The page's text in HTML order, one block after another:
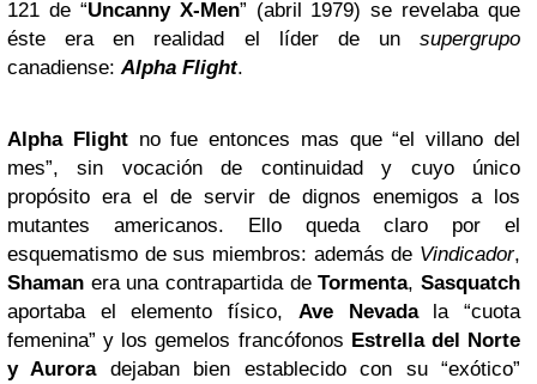
121 de “Uncanny X-Men” (abril 1979) se revelaba que
éste era en realidad el líder de un supergrupo
canadiense:Alpha Flight.
Alpha Flightno fue entonces mas que “el villano del
mes”, sin vocación de continuidad y cuyo único
propósito era el de servir de dignos enemigos a los
mutantes americanos. Ello queda claro por el
esquematismo de sus miembros: además de Vindicador,
Shaman era una contrapartida deTormenta,Sasquatch
aportaba el elemento físico, Ave Nevadala “cuota
femenina” y los gemelos francófonos Estrella del Norte
y Auroradejaban bien establecido con su “exótico”